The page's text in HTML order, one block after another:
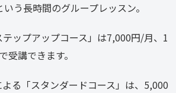
う長時間のグループレッスン。
ップアップコース」は7,000円/月、1
受講できます。
る「スタンダードコース」は、5,000